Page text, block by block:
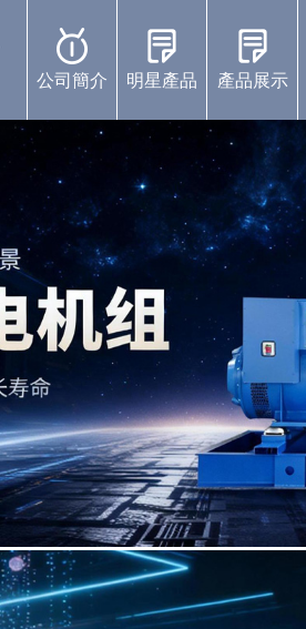
公司簡介 明星產品
靜音發電機組
濰柴發電機組
珀金斯發電機組
沃爾沃發電機組
康明斯柴油發電機組
上柴發電機組
玉柴發電機組
產品展示